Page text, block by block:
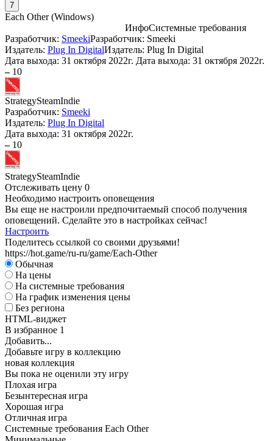
7
Each Other (Windows)
ИнфоСистемные требования
Разработчик: SmeekiРазработчик: Smeeki
Издатель: Plug In DigitalИздатель: Plug In Digital
Дата выхода: 31 октября 2022г. Дата выхода: 31 октября 2022г.
– 10
StrategySteamIndie
Разработчик: Smeeki
Издатель: Plug In Digital
Дата выхода: 31 октября 2022г.
– 10
StrategySteamIndie
Отслеживать цену 0
Необходимо настроить оповещения
Вы еще не настроили предпочитаемый способ получения
оповещений. Сделайте это в настройках сейчас!
Настроить
Поделитесь ссылкой со своими друзьями!
https://hot.game/ru-ru/game/Each-Other
Обычная
На цены
На системные требования
На график изменения цены
Без региона
HTML-виджет
В избранное 1
Добавить...
Добавьте игру в коллекцию
новая коллекция
Вы пока не оценили эту игру
Плохая игра
Безынтересная игра
Хорошая игра
Отличная игра
Системные требования Each Other